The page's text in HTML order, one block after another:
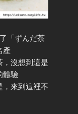
「ずんだ茶
產
，沒想到這是
體驗
，來到這裡不